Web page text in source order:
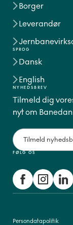
Borger
Leverandør
SPROG
Dansk
English
FØLG OS
NYHEDSBREV
Tilmeld dig
nyt om
Tilmeld
Persondatapolitik